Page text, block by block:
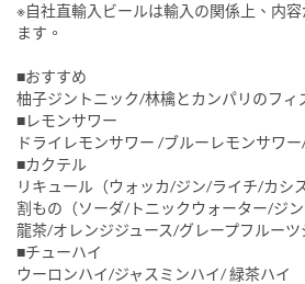
※自社直輸入ビールは輸入の関係上、内
ます。
■おすすめ
柚子ジントニック/林檎とカンパリのフィ
■レモンサワー
ドライレモンサワー /ブルーレモンサワ
■カクテル
リキュール（ウォッカ/ジン/ライチ/カシ
割もの（ソーダ/トニックウォーター/ジ
龍茶/オレンジジュース/グレープフルーツ
■チューハイ
ウーロンハイ/ジャスミンハイ/ 緑茶ハイ